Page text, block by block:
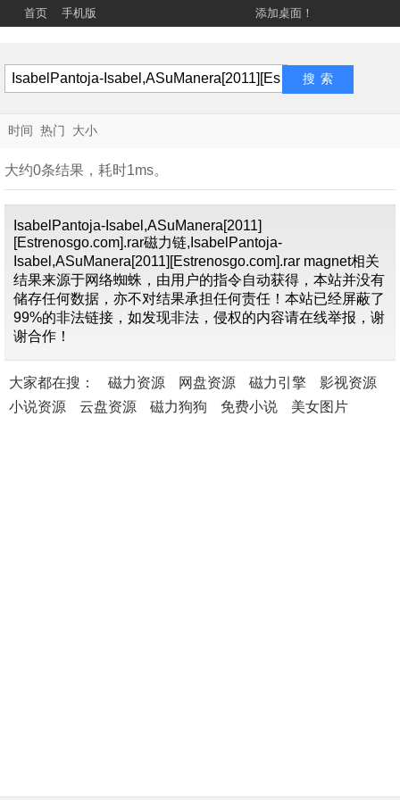
首页 手机版 添加桌面！
时间 热门 大小
大约0条结果，耗时1ms。
找不到关
于"IsabelPantoja-
IsabelPantoja-Isabel,ASuManera[2011]
[Estrenosgo.com].rar磁力链,IsabelPantoja-
Isabel,ASuManera[2011][Estrenosgo.com].rar magnet相关
结果来源于网络蜘蛛，由用户的指令自动获得，本站并没有
储存任何数据，亦不对结果承担任何责任！本站已经屏蔽了
99%的非法链接，如发现非法，侵权的内容请在线举报，谢
谢合作！
大家都在搜： 磁力资源 网盘资源 磁力引擎
影视资源
小说资源
云盘资源 磁力狗狗 免费小说 美女图片